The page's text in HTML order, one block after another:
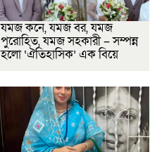
যমজ কনে, যমজ বর, যমজ
পুরোহিত, যমজ সহকারী – সম্পন্ন
হলো ‘ঐতিহাসিক’ এক বিয়ে